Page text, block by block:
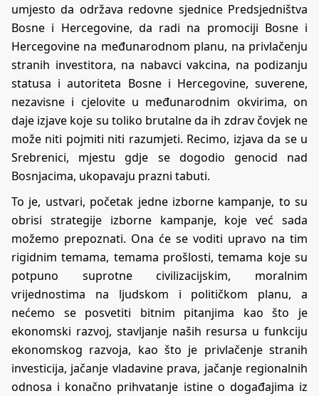
umjesto da održava redovne sjednice Predsjedništva
Bosne i Hercegovine, da radi na promociji Bosne i
Hercegovine na međunarodnom planu, na privlačenju
stranih investitora, na nabavci vakcina, na podizanju
statusa i autoriteta Bosne i Hercegovine, suverene,
nezavisne i cjelovite u međunarodnim okvirima, on
daje izjave koje su toliko brutalne da ih zdrav čovjek ne
može niti pojmiti niti razumjeti. Recimo, izjava da se u
Srebrenici, mjestu gdje se dogodio genocid nad
Bosnjacima, ukopavaju prazni tabuti.
To je, ustvari, početak jedne izborne kampanje, to su
obrisi strategije izborne kampanje, koje već sada
možemo prepoznati. Ona će se voditi upravo na tim
rigidnim temama, temama prošlosti, temama koje su
potpuno suprotne civilizacijskim, moralnim
vrijednostima na ljudskom i političkom planu, a
nećemo se posvetiti bitnim pitanjima kao što je
ekonomski razvoj, stavljanje naših resursa u funkciju
ekonomskog razvoja, kao što je privlačenje stranih
investicija, jačanje vladavine prava, jačanje regionalnih
odnosa i konačno prihvatanje istine o događajima iz